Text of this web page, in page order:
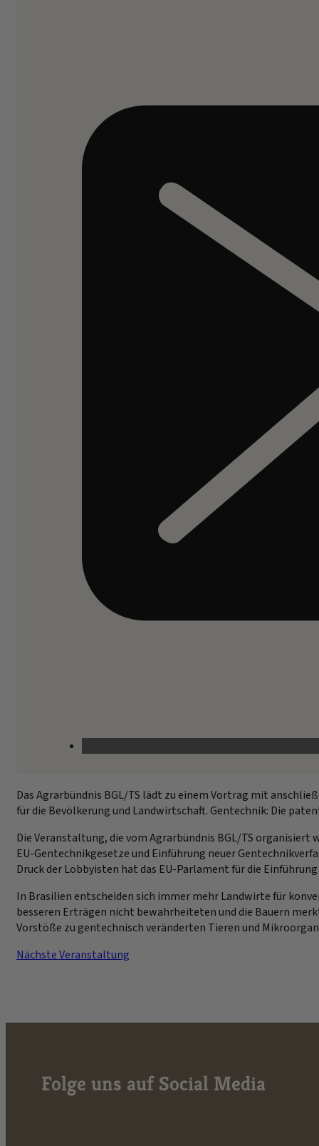
Das Agrarbündnis BGL/TS lädt zu einem Vortrag mit
für die Bevölkerung und Landwirtschaft. Gentechnik: Die
Die Veranstaltung, die vom Agrarbündnis BGL/TS
EU-Gentechnikgesetze und Einführung neuer
Druck der Lobbyisten hat das EU-Parlament für die
In Brasilien entscheiden sich immer mehr Landwirte für
besseren Erträgen nicht bewahrheiteten und die Bauern
Vorstöße zu gentechnisch veränderten Tieren und
Nächste Veranstaltung
Folge uns auf Social Media